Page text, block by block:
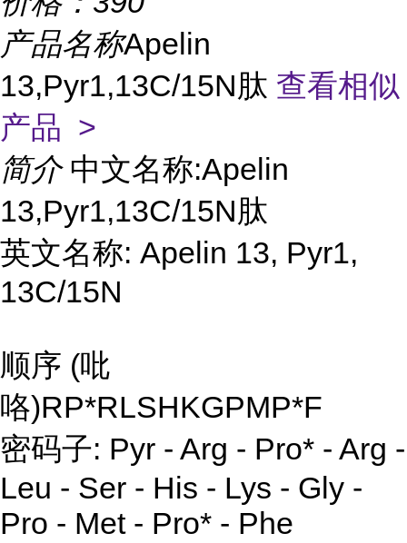
产品名称Apelin
13,Pyr1,13C/15N肽 查看相似
产品 >
简介 中文名称:Apelin
13,Pyr1,13C/15N肽
英文名称: Apelin 13, Pyr1,
13C/15N
顺序 (吡
咯)RP*RLSHKGPMP*F
密码子: Pyr - Arg - Pro* - Arg -
Leu - Ser - His - Lys - Gly -
Pro - Met - Pro* - Phe